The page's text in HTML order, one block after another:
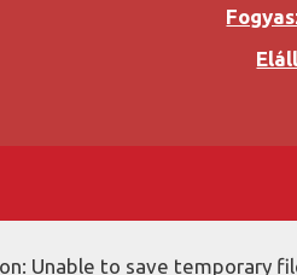
Unable to save